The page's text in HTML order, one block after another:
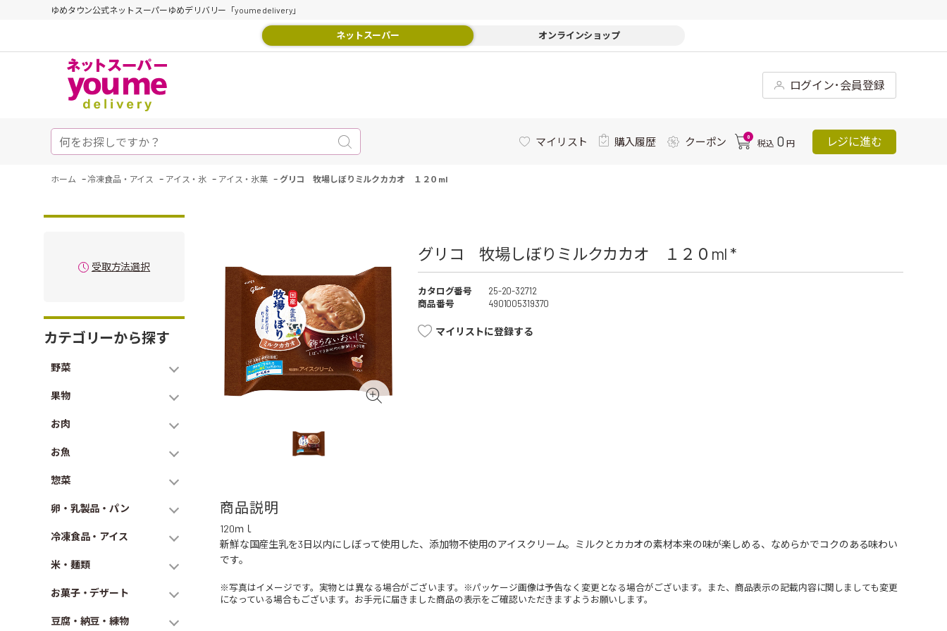
ゆめタウン公式ネットスーパーゆめデリバリー「youme delivery」
ネットスーパー オンラインショップ
ログイン･会員登録
マイリスト 購入履歴 クーポン 0
税込 0 円 レジに進む
ホーム - 冷凍食品・アイス - アイス・氷 - アイス・氷菓 - グリコ 牧場しぼりミルクカカオ １２０ml
受取方法選択
カテゴリーから探す
野菜
果物
お肉
お魚
惣菜
卵・乳製品・パン
冷凍食品・アイス
米・麺類
お菓子・デザート
豆腐・納豆・練物
グリコ 牧場しぼりミルクカカオ １２０ml *
カタログ番号
25-20-32712
商品番号
4901005319370
マイリストに登録する
商品説明
120ｍｌ
新鮮な国産生乳を3日以内にしぼって使用した、添加物不使用のアイスクリーム。ミルクとカカオの素材本来の味が楽しめる、なめらかでコクのある味わい
です。
※写真はイメージです。実物とは異なる場合がございます。※パッケージ画像は予告なく変更となる場合がございます。また、商品表示の記載内容に関しましても変更
になっている場合もございます。お手元に届きました商品の表示をご確認いただきますようお願いします。